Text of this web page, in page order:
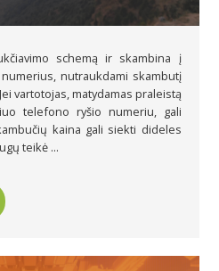
schemą ir skambina į
nutraukdami skambutį
vartotojas, matydamas praleistą
telefono ryšio numeriu, gali
kaina gali siekti dideles
teikė ...